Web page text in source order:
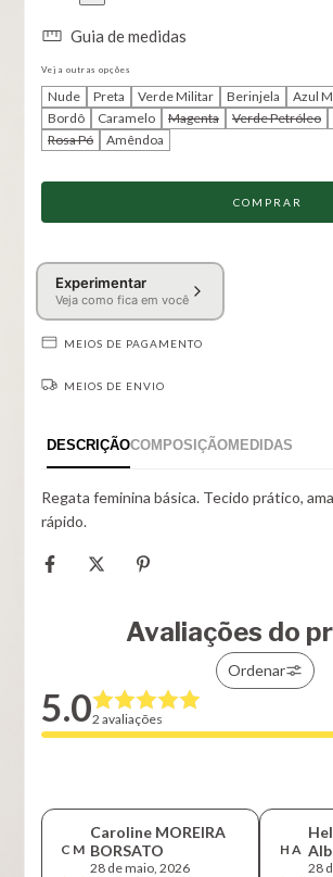
Guia de medidas
Veja outras opções
Nude Preta Verde Militar Berinjela Azul
Bordô
Caramelo Magenta Verde Petróleo
Rosa Pó
Amêndoa
Experimentar
Veja como fica em você
MEIOS DE PAGAMENTO
MEIOS DE ENVIO
Avaliações do
Ordenar
5.02 avaliações
C M
Caroline MOREIRA
BORSATO
28 de maio, 2026
H A
28